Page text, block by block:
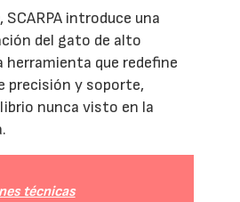
SCARPA introduce una
del gato de alto
herramienta que redefine
precisión y soporte,
nunca visto en la
técnicas